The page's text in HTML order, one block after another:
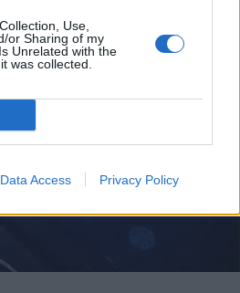
Use,
or Sharing of my
Unrelated with the
was collected.
Data Access Privacy Policy